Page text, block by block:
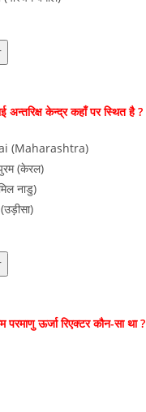
अन्तरिक्ष केन्द्र कहाँ पर स्थित है ?
(Maharashtra)
(केरल)
नाडु)
परमाणु ऊर्जा रिएक्टर कौन-सा था ?